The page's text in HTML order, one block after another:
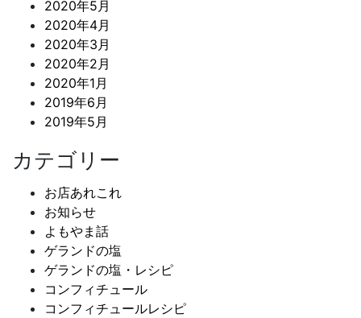
2020年5月
2020年4月
2020年3月
2020年2月
2020年1月
2019年6月
2019年5月
カテゴリー
お店あれこれ
お知らせ
よもやま話
ゲランドの塩
ゲランドの塩・レシピ
コンフィチュール
コンフィチュールレシピ